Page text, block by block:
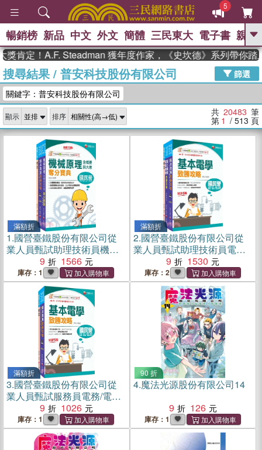
5
GO
熱搜： 東野圭吾 、 The Odyssey 、
父親節 、 如果歷史是一群喵 、 暑期
推薦
念華 、 台灣的李登輝時代 、 數學女
孩：黎曼猜想
偉大的迷走神經
暢銷榜 新品 中文 外文 簡體 三民東大 電子書 親子
！A.F. Steadman 獲年度作家，《史坎德》系列帶你踏上熱血
搜尋結果/ 普安科技股份有限公司
篩選
關鍵字：普安科技股份有限公司
顯示 排序 共 20483 筆
第 1 / 513 頁
滿額折
1.國營臺鐵股份有限公司從
業人員甄試助理技術員機械
課文版套書（共三冊）
9 1566
庫存：1
滿額折
2.國營臺鐵股份有限公司從
業人員甄試助理技術員電機
課文版套書（三冊）
9 1530
庫存：2
滿額折
3.國營臺鐵股份有限公司從
業人員甄試服務員電務/電力/
電機課文版套書（共二冊）
9 1026
庫存：1
90 折
4.魔法光源股份有限公司14
9
126
庫存：1